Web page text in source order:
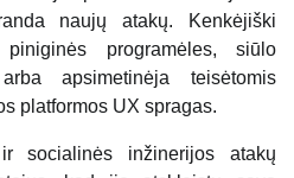
naujų atakų. Kenkėjiški
programėles, siūlo
apsimetinėja teisėtomis
platformos UX spragas.
socialinės inžinerijos atakų